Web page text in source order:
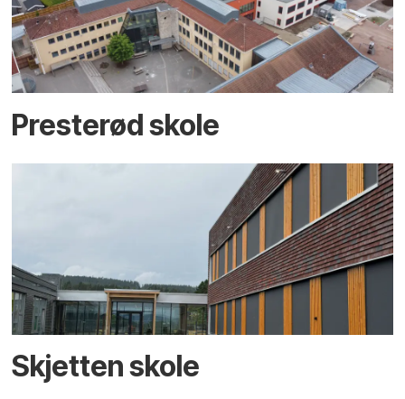
Presterød skole
Skjetten skole